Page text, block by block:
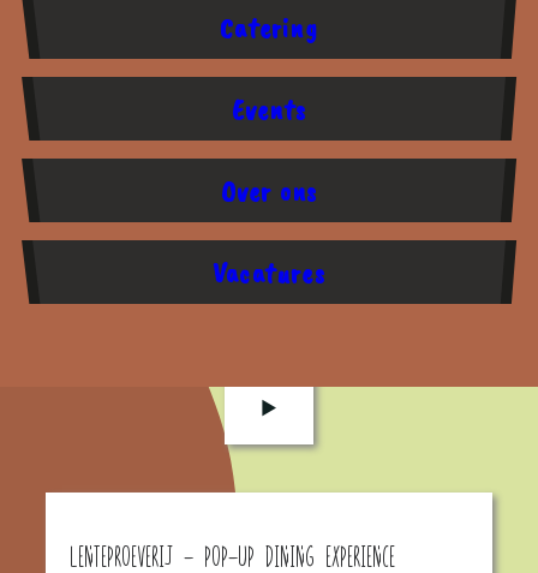
Catering
Events
Over ons
Vacatures
deze aansprekende locatie aan de
huur voor externe partijen voor alle
Kijk voor meer informatie op
www.lots-events.nl
►
Lenteproeverij - Pop-Up Dining Experience